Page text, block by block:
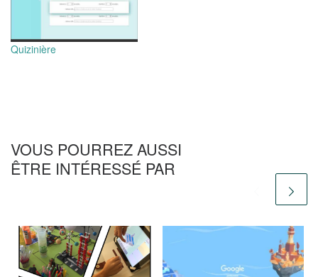
Quizinière
VOUS POURREZ AUSSI
ÊTRE INTÉRESSÉ PAR